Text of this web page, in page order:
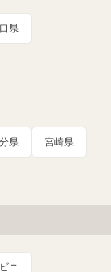
県
県 宮崎県
ニ